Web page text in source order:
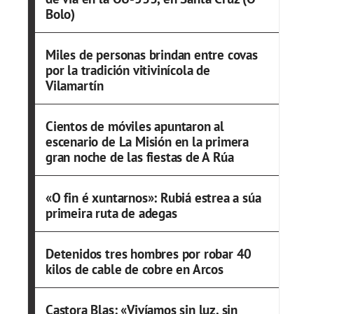
Bolo)
Miles de personas brindan entre covas
por la tradición vitivinícola de
Vilamartín
Cientos de móviles apuntaron al
escenario de La Misión en la primera
gran noche de las fiestas de A Rúa
«O fin é xuntarnos»: Rubiá estrea a súa
primeira ruta de adegas
Detenidos tres hombres por robar 40
kilos de cable de cobre en Arcos
Castora Blas: «Vivíamos sin luz, sin